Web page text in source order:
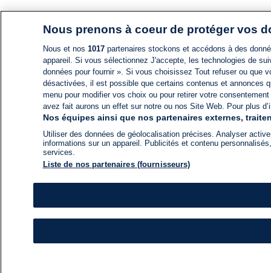
Nous prenons à coeur de protéger vos
Nous et nos 1017partenaires stockons et accédons à des
appareil. Si vous sélectionnez J'accepte, les technologies de
données pour fournir ». Si vous choisissez Tout refuser ou
désactivées, il est possible que certains contenus et annonces
menu pour modifier vos choix ou pour retirer votre
avez fait aurons un effet sur notre ou nos Site Web. Pour plus
Nos équipes ainsi que nos partenaires externes,
Utiliser des données de géolocalisation précises. Analyser
informations sur un appareil. Publicités et contenu
services.
Liste de nos partenaires (fournisseurs)